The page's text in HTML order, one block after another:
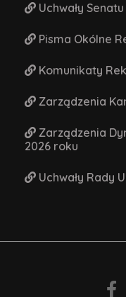
Uchwały
Pisma Okólne
Komunikaty
Zarządzenia
Zarządzenia
2026 roku
Uchwały Rady